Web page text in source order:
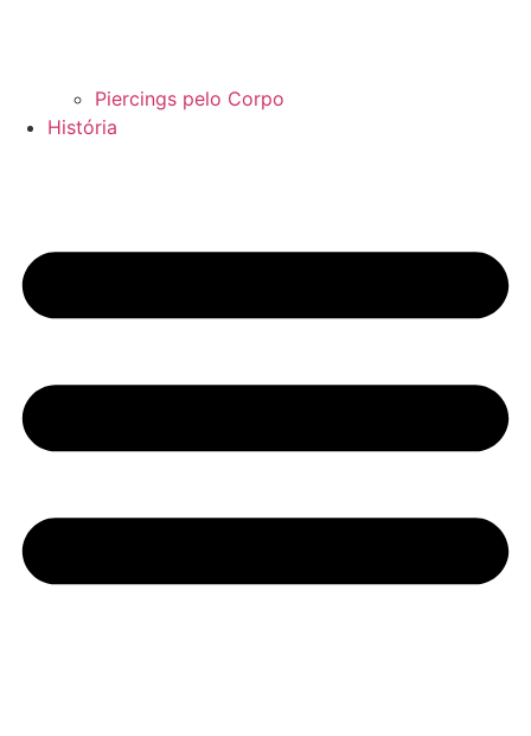
Piercings pelo Corpo
História